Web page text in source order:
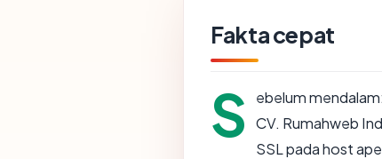
Fakta cepat
S ebelum mendalam:
CV. Rumahweb
SSL pada host